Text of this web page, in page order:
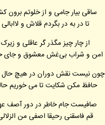
ساقی بیار جامی و از خلوتم برون
تا در به در بگردم قلاش و لاابالی
از چار چیز مگذر گر عاقلی و زیرک
امن و شراب بی‌غش معشوق و جای
چون نیست نقش دوران در هیچ حال
حافظ مکن شکایت تا می خوریم
صافیست جام خاطر در دور آصف
قم فاسقنی رحیقا اصفی من